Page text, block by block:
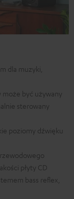
dla muzyki,
być używany
sterowany
poziomy dźwięku
płyty CD
bass reflex,